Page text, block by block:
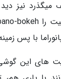
نیز دید
با پس